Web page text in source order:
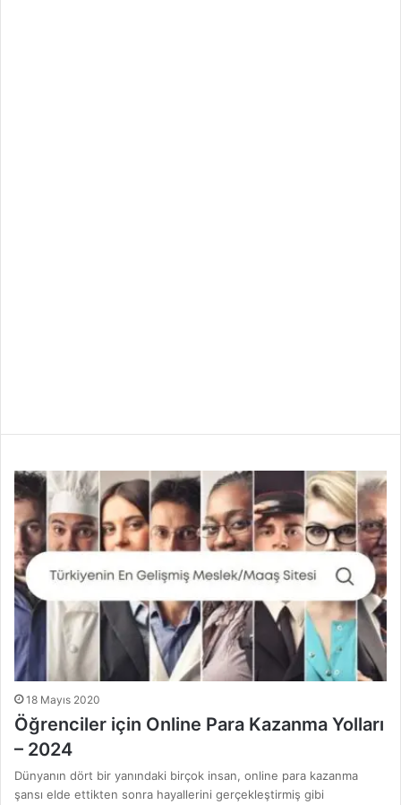
18 Mayıs 2020
Öğrenciler için Online Para Kazanma Yolları
– 2024
Dünyanın dört bir yanındaki birçok insan, online para kazanma
şansı elde ettikten sonra hayallerini gerçekleştirmiş gibi